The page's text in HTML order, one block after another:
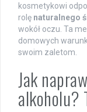
kosmetykowi
rolę naturalnego
wokół oczu. Ta
domowych
swoim zaletom.
Jak
alkoholu?